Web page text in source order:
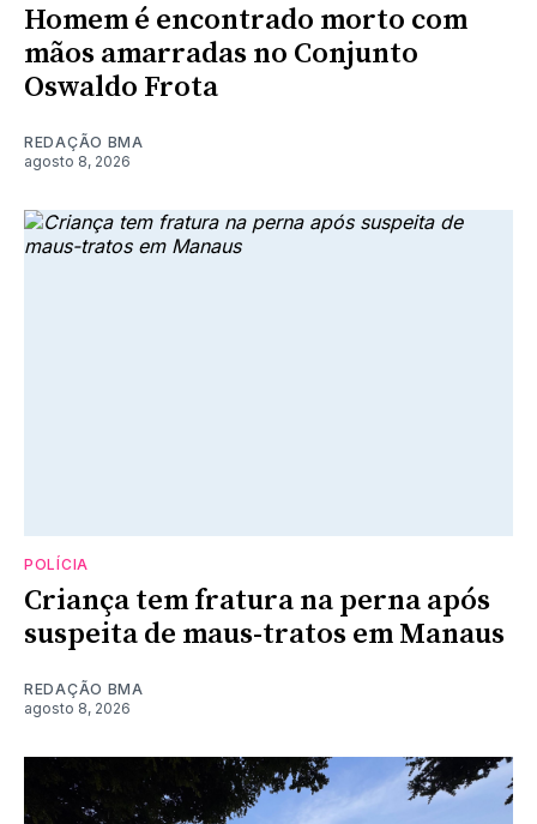
Homem é encontrado morto com
mãos amarradas no Conjunto
Oswaldo Frota
REDAÇÃO BMA
agosto 8, 2026
POLÍCIA
Criança tem fratura na perna após
suspeita de maus-tratos em Manaus
REDAÇÃO BMA
agosto 8, 2026